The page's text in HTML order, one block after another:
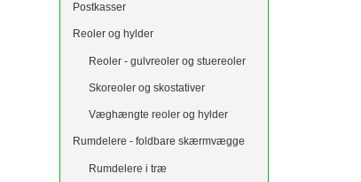
Postkasser
Reoler og hylder
Reoler - gulvreoler og stuereoler
Skoreoler og skostativer
Væghængte reoler og hylder
Rumdelere - foldbare skærmvægge
Rumdelere i træ